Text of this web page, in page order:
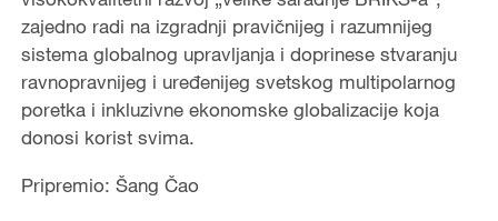
zajedno radi na izgradnji pravičnijeg i razumnijeg
sistema globalnog upravljanja i doprinese stvaranju
ravnopravnijeg i uređenijeg svetskog multipolarnog
poretka i inkluzivne ekonomske globalizacije koja
donosi korist svima.
Pripremio: Šang Čao